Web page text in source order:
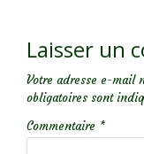
Laisser un
Votre adresse e-mail
obligatoires sont
Commentaire *